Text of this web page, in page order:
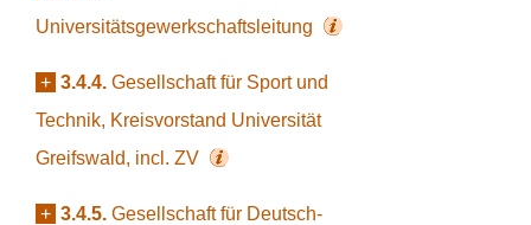
Universitätsgewerkschaftsleitung
+ 3.4.4. Gesellschaft für Sport und
Technik, Kreisvorstand Universität
Greifswald, incl. ZV
+ 3.4.5. Gesellschaft für Deutsch-